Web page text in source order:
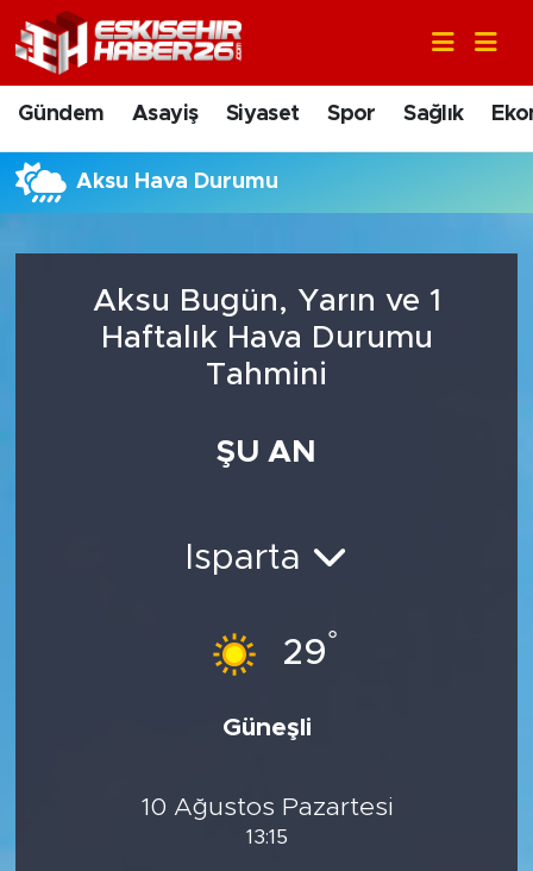
Gündem Asayiş Siyaset Spor Sağlık
Aksu Hava Durumu
Aksu Bugün, Yarın ve 1
Haftalık Hava Durumu
Tahmini
ŞU AN
Isparta
29°
Güneşli
10 Ağustos Pazartesi
13:15
Gündem
Asayiş
Siyaset
Sağlık
Nöbetçi Eczaneler
Hava Durumu
Trafik Durumu
Tüm Manşetler